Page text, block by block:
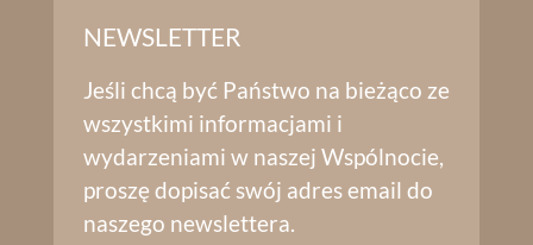
NEWSLETTER
Jeśli chcą być Państwo na bieżąco ze
wszystkimi informacjami i
wydarzeniami w naszej Wspólnocie,
proszę dopisać swój adres email do
naszego newslettera.